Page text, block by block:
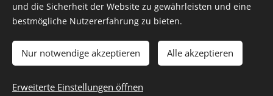
© 2024 Alle Rechte vorbehalten
Nicole Benz, Mattenhofstrasse 5, 3007 Bern
E-Mail: nicolebenz@protonmail.com
und die Sicherheit der Website zu gewährleisten und eine
bestmögliche Nutzererfahrung zu bieten.
Nur notwendige akzeptieren Alle akzeptieren
Erweiterte Einstellungen öffnen